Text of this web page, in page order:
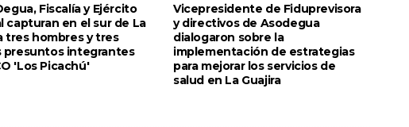
Fiscalía y Ejército
capturan en el sur de La
tres hombres y tres
presuntos integrantes
'Los Picachú'
Vicepresidente de Fiduprevisora
y directivos de Asodegua
dialogaron sobre la
implementación de estrategias
para mejorar los servicios de
salud en La Guajira